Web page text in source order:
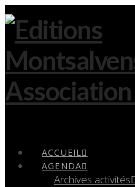
ACCUEIL
AGENDA
Archives activités